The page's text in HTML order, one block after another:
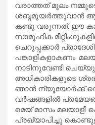
വരാത്തത് മൂലം
ശബ്ദമുയർത്തുവാൻ
കണ്ടു വരുന്നത്. ഈ
സാമൂഹിക
ചെറുപ്പക്കാർ
പങ്കാളികളാകണം.
നാടിനുവേണ്ടി
അധികാരികളുടെ
ഞാൻ ന്യൂയോർക്ക്
വർഷങ്ങളിൽ
മെയ് മാസം മലയാളീ
പ്രഖ്യാപിച്ചു